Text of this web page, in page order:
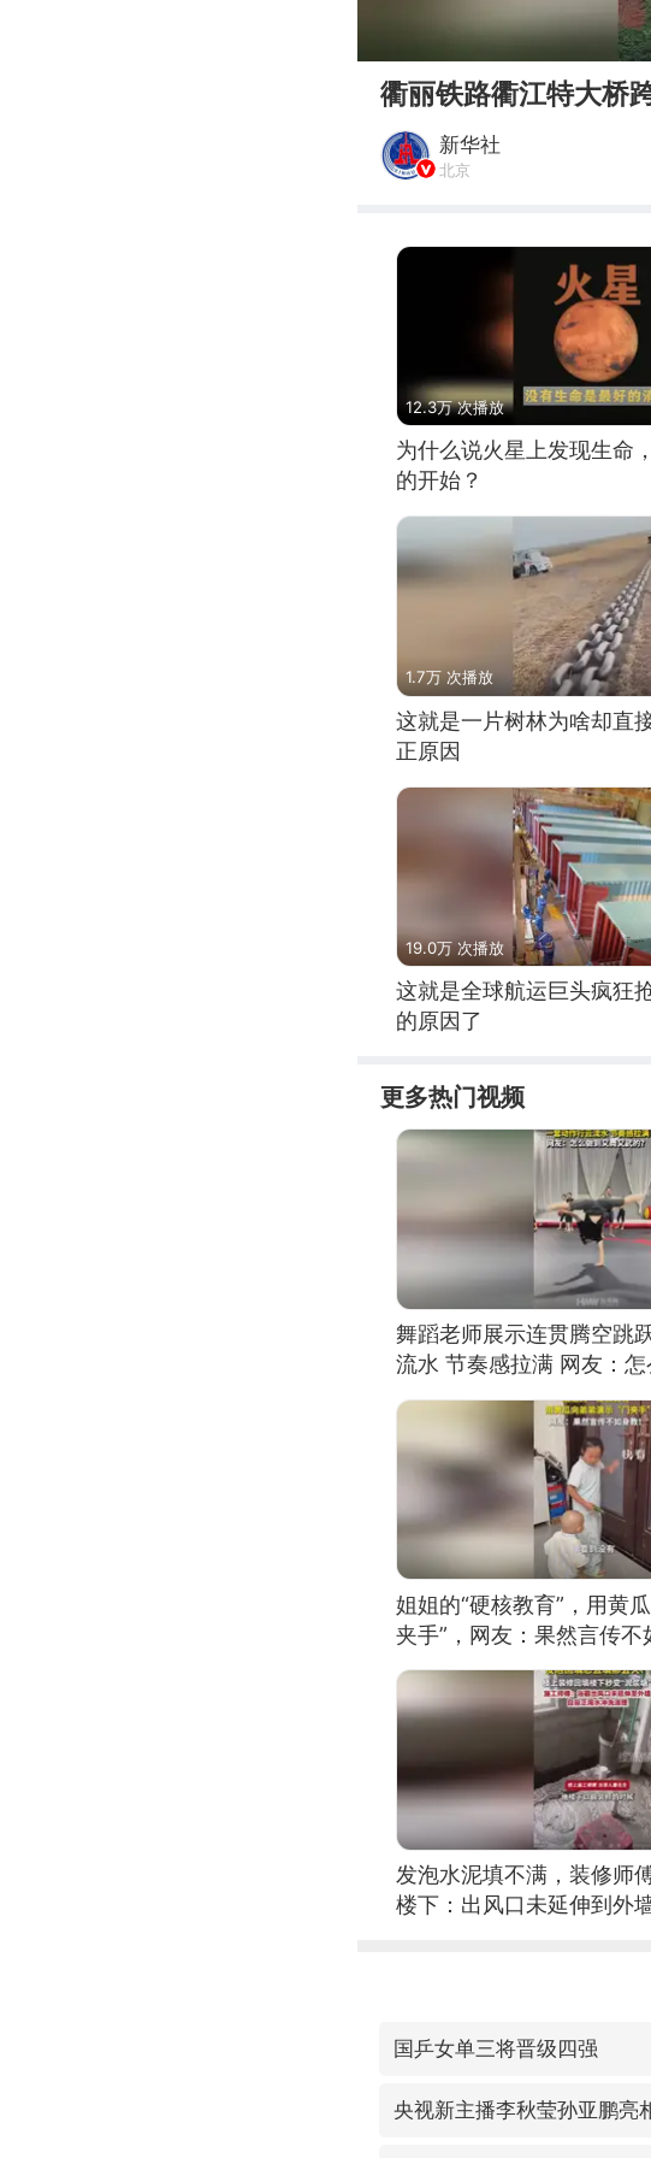
衢丽铁路衢江特大桥
新华社
北京
12.3万 次播放
为什么说火星上发现生命
的开始？
1.7万 次播放
这就是一片树林为啥却直
正原因
19.0万 次播放
这就是全球航运巨头疯狂
的原因了
更多热门视频
舞蹈老师展示连贯腾空跳
流水 节奏感拉满 网友：怎
姐姐的“硬核教育”，用黄
夹手”，网友：果然言传不
发泡水泥填不满，装修师
楼下：出风口未延伸到外
国乒女单三将晋级四强
央视新主播李秋莹孙亚鹏亮